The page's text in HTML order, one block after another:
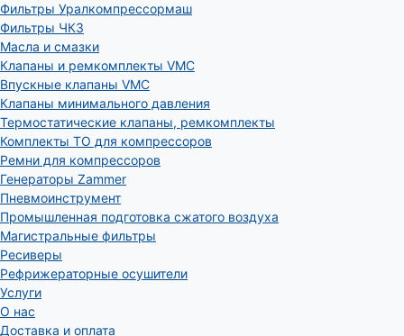
Фильтры Уралкомпрессормаш
Фильтры ЧКЗ
Масла и смазки
Клапаны и ремкомплекты VMC
Впускные клапаны VMC
Клапаны минимального давления
Термостатические клапаны, ремкомплекты
Комплекты ТО для компрессоров
Ремни для компрессоров
Генераторы Zammer
Пневмоинструмент
Промышленная подготовка сжатого воздуха
Магистральные фильтры
Ресиверы
Рефрижераторные осушители
Услуги
О нас
Доставка и оплата